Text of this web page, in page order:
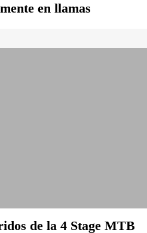
en llamas
de la 4 Stage MTB